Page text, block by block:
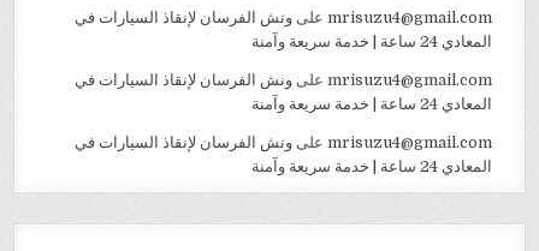
mrisuzu4@gmail.comعلى ونش الفرسان لإنقاذ السيارات في
المعادي 24 ساعة | خدمة سريعة وآمنة
mrisuzu4@gmail.comعلى ونش الفرسان لإنقاذ السيارات في
المعادي 24 ساعة | خدمة سريعة وآمنة
mrisuzu4@gmail.comعلى ونش الفرسان لإنقاذ السيارات في
المعادي 24 ساعة | خدمة سريعة وآمنة